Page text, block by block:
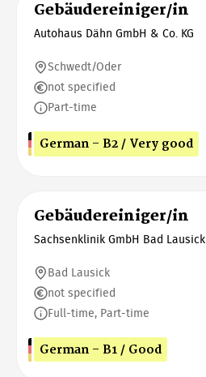
Gebäudereiniger/in
Autohaus Dähn GmbH & Co. KG
Schwedt/Oder
not specified
Part-time
German - B2 / Very good
Gebäudereiniger/in
Sachsenklinik GmbH Bad Lausick
Bad Lausick
not specified
Full-time, Part-time
German - B1 / Good